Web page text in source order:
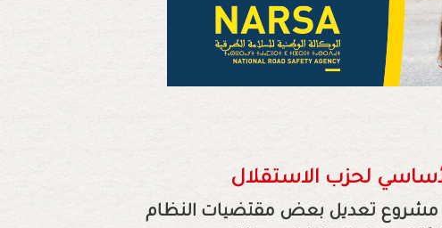
لحزب الاستقلال
مشروع تعديل بعض مقتضيات النظام